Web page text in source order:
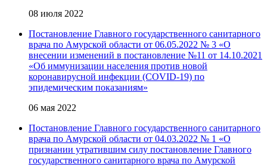
08 июля 2022
Постановление Главного государственного санитарного
врача по Амурской области от 06.05.2022 № 3 «О
внесении изменений в постановление №11 от 14.10.2021
«Об иммунизации населения против новой
коронавирусной инфекции (COVID-19) по
эпидемическим показаниям»
06 мая 2022
Постановление Главного государственного санитарного
врача по Амурской области от 04.03.2022 № 1 «О
признании утратившим силу постановление Главного
государственного санитарного врача по Амурской